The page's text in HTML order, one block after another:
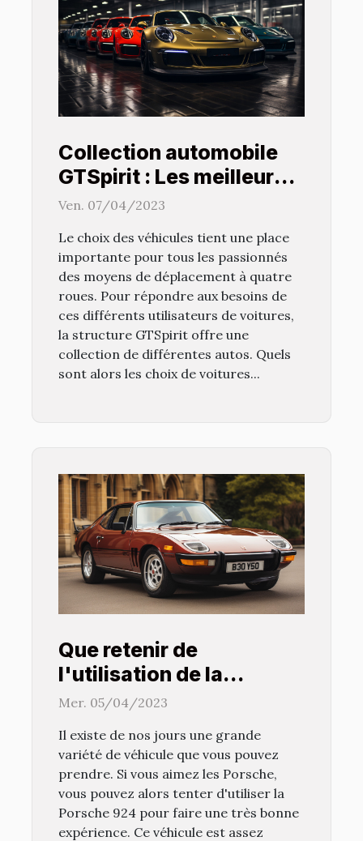
Collection automobile
GTSpirit : Les meilleures
marques et modèles de
Ven. 07/04/2023
Le choix des véhicules tient une place
importante pour tous les passionnés
des moyens de déplacement à quatre
roues. Pour répondre aux besoins de
ces différents utilisateurs de voitures,
la structure GTSpirit offre une
collection de différentes autos. Quels
sont alors les choix de voitures...
Que retenir de
l'utilisation de la
Porsche 924 ?
Mer. 05/04/2023
Il existe de nos jours une grande
variété de véhicule que vous pouvez
prendre. Si vous aimez les Porsche,
vous pouvez alors tenter d'utiliser la
Porsche 924 pour faire une très bonne
expérience. Ce véhicule est assez